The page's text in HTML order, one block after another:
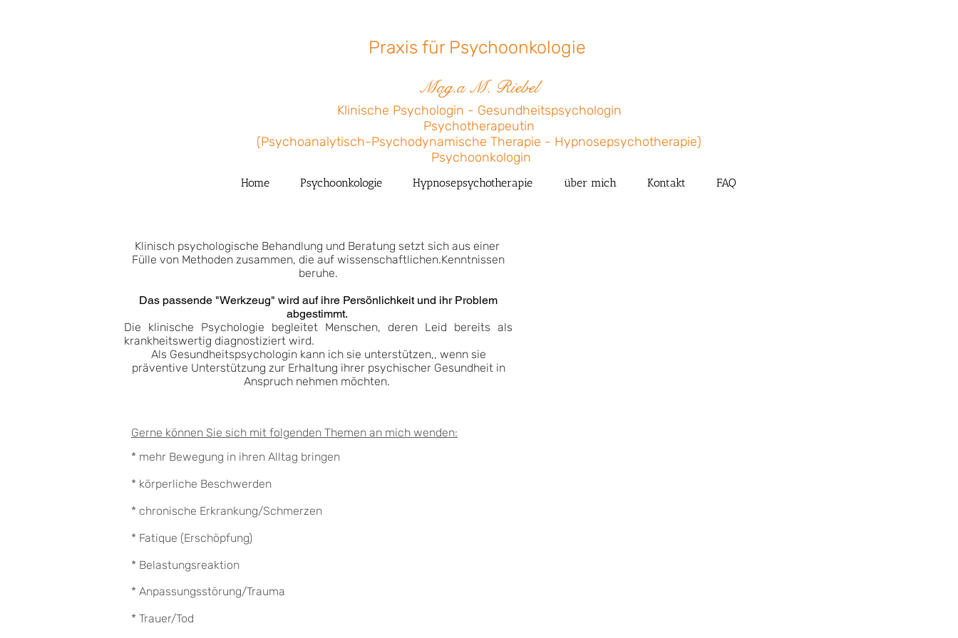
Praxis für Psychoonkologie
Mag.a M. ​Riebel​
Klinische Psychologin - Gesundheitspsychologin
Psychotherapeutin
(Psychoanalytisch-Psychodynamische Therapie - Hypnosepsychotherapie)
Psychoonkologin
Home Psychoonkologie Hypnosepsychotherapie über mich Kontakt FAQ
Klinisch psychologische Behandlung und Beratung setzt sich aus einer
Fülle von Methoden zusammen, die auf wissenschaftlichen.Kenntnissen
beruhe.
Das passende "Werkzeug" wird auf ihre Persönlichkeit und ihr Problem
abgestimmt.
Die klinische Psychologie begleitet Menschen, deren Leid bereits als
krankheitswertig diagnostiziert wird.
Als Gesundheitspsychologin kann ich sie unterstützen,, wenn sie
präventive Unterstützung zur Erhaltung ihrer psychischer Gesundheit in
Anspruch nehmen möchten. ​
Gerne können Sie sich mit folgenden Themen an mich wenden:
* mehr Bewegung in ihren Alltag bringen ​
* körperliche Beschwerden
* chronische Erkrankung/Schmerzen
* Fatique (Erschöpfung)
* Belastungsreaktion
* Anpassungsstörung/Trauma
* Trauer/Tod